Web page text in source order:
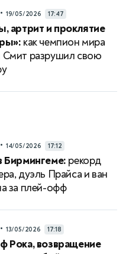
• 19/05/2026 17:47
артрит и проклятие
как чемпион мира
разрушил свою
• 14/05/2026 17:12
Бирмингеме: рекорд
дуэль Прайса и ван
за плей-офф
• 13/05/2026 17:18
Рока, возвращение